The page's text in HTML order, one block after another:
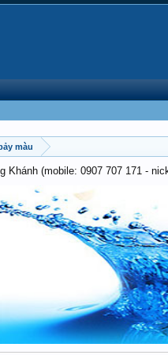
màu
Khánh (mobile: 0907 707 171 -